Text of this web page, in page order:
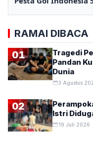
RAMAI DIBACA
01
Tragedi
Pandan
Dunia
3 Agustus
02
Istri
19 Juli 2026